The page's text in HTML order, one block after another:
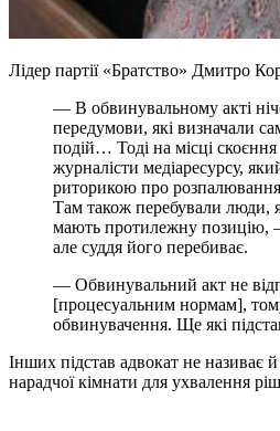
Лідер партії «Братство» Дмитро
— В обвинувальному акті
передумови, які визначали
подій… Тоді на місці
журналісти медіаресурсу,
риторикою про розпалювання
Там також перебували люди,
мають протилежну позицію,
але суддя його перебиває.
— Обвинувальний акт не
[процесуальним нормам],
обвинувачення. Ще які
Інших підстав адвокат не називає
нарадчої кімнати для ухвалення